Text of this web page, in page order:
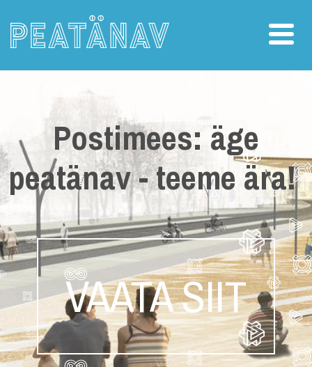
Postimees: äge
peatänav - teeme ära!
VAATA SIIT